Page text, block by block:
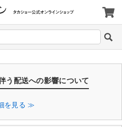
う配送への影響について
を見る ≫